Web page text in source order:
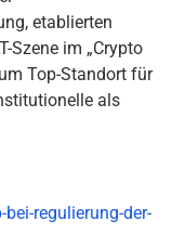
etablierten
Szene im „Crypto
Top-Standort für
als
regulierung-der-